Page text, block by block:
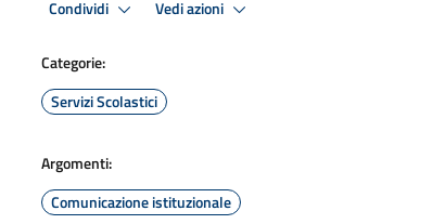
Condividi Vedi azioni
Categorie:
Servizi Scolastici
Argomenti:
Comunicazione istituzionale